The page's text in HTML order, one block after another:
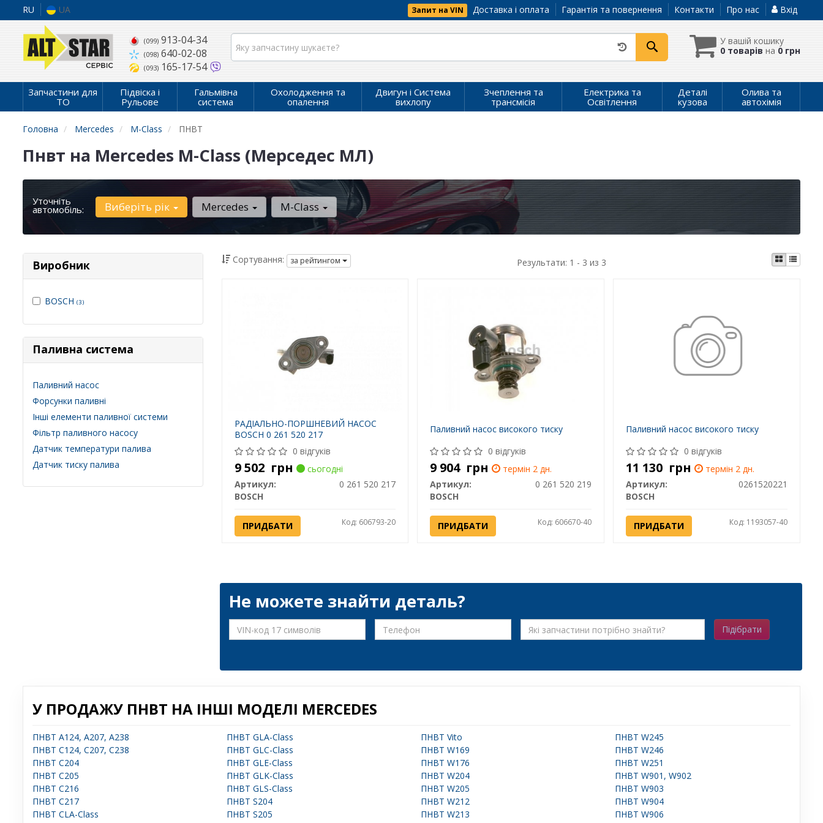
RU UA Запит на VIN Доставка і оплата Гарантія та повернення Контакти Про нас Вхід
(099)913-04-34
(098)640-02-08
(093)165-17-54
У вашій кошику
0 товарів на 0 грн
Запчастини для
ТО
Підвіска і
Рульове
Гальмівна
система
Охолодження та
опалення
Двигун і Система
вихлопу
Зчеплення та
трансмісія
Електрика та
Освітлення
Деталі
кузова
Олива та
автохімія
Головна Mercedes M-Class ПНВТ
Пнвт на Mercedes M-Class (Мерседес МЛ)
Уточніть
автомобіль: Виберіть рік Mercedes M-Class
Виробник
BOSCH (3)
Паливна система
Паливний насос
Форсунки паливні
Інші елементи паливної системи
Фільтр паливного насосу
Датчик температури палива
Датчик тиску палива
Сортування: за рейтингом Результати: 1 - 3 из 3
РАДІАЛЬНО-ПОРШНЕВИЙ НАСОС
BOSCH 0 261 520 217
0 відгуків
9 502 грн
сьогодні
Артикул:
0 261 520 217
BOSCH
ПРИДБАТИ Код: 606793-20
Паливний насос високого тиску
0 відгуків
9 904 грн
термін 2 дн.
Артикул:
0 261 520 219
BOSCH
ПРИДБАТИ Код: 606670-40
Паливний насос високого тиску
0 відгуків
11 130 грн
термін 2 дн.
Артикул:
0261520221
BOSCH
ПРИДБАТИ Код: 1193057-40
Не можете знайти деталь?
Підібрати
У ПРОДАЖУ ПНВТ НА ІНШІ МОДЕЛІ MERCEDES
ПНВТ A124, A207, A238
ПНВТ C124, C207, C238
ПНВТ C204
ПНВТ C205
ПНВТ C216
ПНВТ C217
ПНВТ CLA-Class
ПНВТ GLA-Class
ПНВТ GLC-Class
ПНВТ GLE-Class
ПНВТ GLK-Class
ПНВТ GLS-Class
ПНВТ S204
ПНВТ S205
ПНВТ Vito
ПНВТ W169
ПНВТ W176
ПНВТ W204
ПНВТ W205
ПНВТ W212
ПНВТ W213
ПНВТ W245
ПНВТ W246
ПНВТ W251
ПНВТ W901, W902
ПНВТ W903
ПНВТ W904
ПНВТ W906